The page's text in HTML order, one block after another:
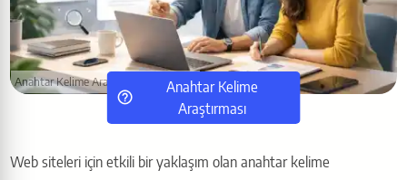
Anahtar Kelime Araştırmasının ÖnemiAnahtar Kelime
Araştırması
Web siteleri için etkili bir yaklaşım olan anahtar kelime